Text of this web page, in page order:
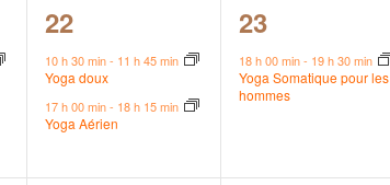
2
évènements,
22
10 h 30 min- 11 h 45 min
Yoga doux
17 h 00 min- 18 h 15 min
Yoga Aérien
1
évènement,
23
18 h 00 min- 19 h 30 min
Yoga Somatique pour les
hommes